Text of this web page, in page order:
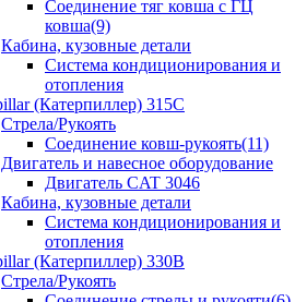
Соединение тяг ковша с ГЦ
ковша(9)
Кабина, кузовные детали
Система кондиционирования и
отопления
(Катерпиллер) 315C
Стрела/Рукоять
Соединение ковш-рукоять(11)
Двигатель и навесное оборудование
Двигатель CAT 3046
Кабина, кузовные детали
Система кондиционирования и
отопления
(Катерпиллер) 330B
Стрела/Рукоять